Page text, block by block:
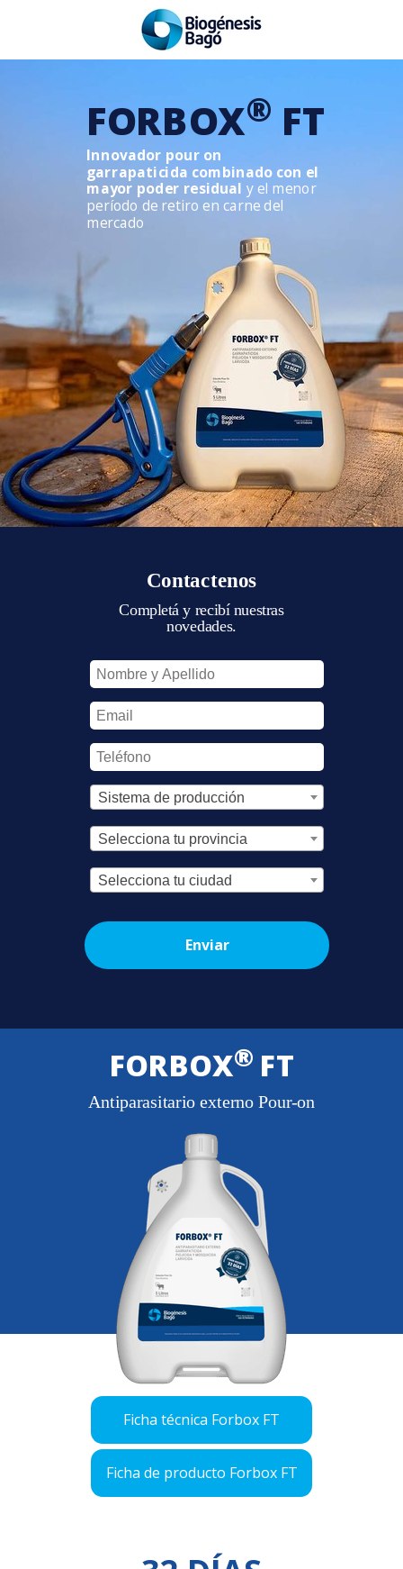
Completá y recibí nuestras
novedades.
Contactenos
Sistema de producción
Selecciona tu provincia
Selecciona tu ciudad
Enviar
FORBOX® FT
FORBOX® FT
Antiparasitario externo Pour-on
Ficha técnica Forbox FT
Ficha de producto Forbox FT
Innovador pour on
garrapaticida combinado con el
mayor poder residual y el menor
período de retiro en carne del
mercado